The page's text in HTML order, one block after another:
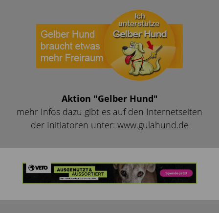
Aktion "Gelber Hund"
mehr Infos dazu gibt es auf den Internetseiten
der Initiatoren unter: www.gulahund.de